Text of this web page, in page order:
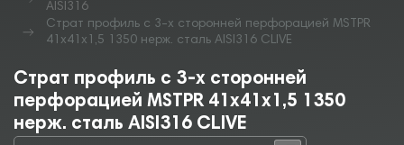
AISI316
Страт профиль с 3-х сторонней перфорацией MSTPR
41х41х1,5 1350 нерж. сталь AISI316 CLIVE
Страт профиль с 3-х сторонней
перфорацией MSTPR 41х41х1,5 1350
нерж. сталь AISI316 CLIVE